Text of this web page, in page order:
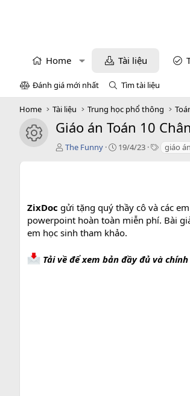
Home Tài liệu
Đánh giá mới nhất Tìm tài liệu
Home Tài liệu Trung học phổ thông
icon tài liệu
Giáo án Toán 10
T
The Funny
C
o
n
d
e
19/4/23
T giáo án
ZixDoc gửi tặng quý thầy cô và các
powerpoint hoàn toàn miễn phí. Bài
em học sinh tham khảo.
Tải về để xem bản đầy đủ và